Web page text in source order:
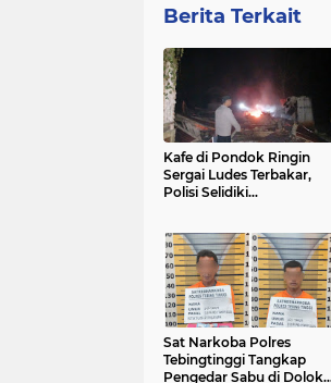
Berita Terkait
Kafe di Pondok Ringin
Sergai Ludes Terbakar,
Polisi Selidiki
Sat Narkoba Polres
Tebingtinggi Tangkap
Pengedar Sabu di Dolok